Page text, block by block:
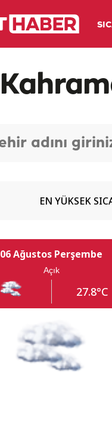
EN YÜKSEK
06 Ağustos Perşembe
Açık
27.8°C